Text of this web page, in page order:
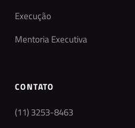
Execução
Mentoria Executiva
CONTATO
(11) 3253-8463